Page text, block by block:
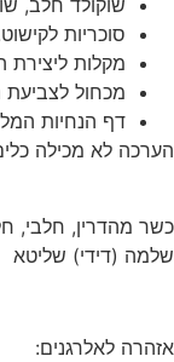
שוקולד חלב,
סוכריות
מקלות ליצירת
מכחול לצביעת
דף הנחיות
הערכה לא מכילה
כשר מהדרין, חלבי,
שלמה (דידי) שליטא
אזהרה לאלרגנים: